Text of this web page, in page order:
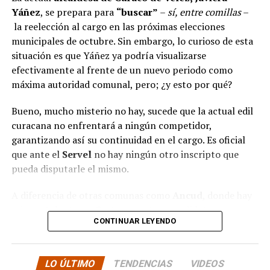
hace tiempo y que hoy están en riesgo por la falta de
financiamiento”,declaró.
En la comuna deCuraco de Vélez, la alcaldesa Javiera
Yáñez
indicó que históricamente la Subdere ha apoyado
a los municipios en diversos proyectos y que confía en
que durante el año se asignen nuevos recursos, aunque
reconoció una disminución evidente en comparación
con ejercicios anteriores. Señaló que su administración
ha presentado iniciativas por más de 200 millones de
pesos en distintas líneas de financiamiento, y que, pese
a los esfuerzos, los fondos aún no han llegado,
reconoció que existe lentitud en el tema y que, aunque
ha habido demoras antes, en esta ocasión aún no se han
todo muy lento”, afirmó.
Yáñez, se prepara para “buscar” – sí, entre comillas–
la reelección al cargo en las próximas elecciones
municipales de octubre. Sin embargo, lo curioso de esta
situación es que Yáñez ya podría visualizarse
efectivamente al frente de un nuevo periodo como
máxima autoridad comunal, pero; ¿y esto por qué?
Bueno, mucho misterio no hay, sucede que la actual edil
curacana no enfrentará a ningún competidor,
garantizando así su continuidad en el cargo. Es oficial
que ante el Servelno hay ningún otro inscripto que
pueda disputarle el mismo.
seis postulantes, oCastro, con tres candidatos, en
Curaco de Vélez solo Yáñez ha presentado su
prácticamente su reelección, lo que es un hecho inusual
CONTINUAR LEYENDO
LO ÚLTIMO TENDENCIAS VIDEOS